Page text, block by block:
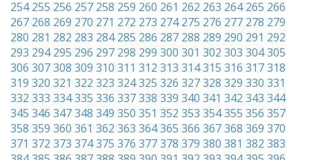
254 255 256 257 258 259 260 261 262 263 264 265 266
267 268 269 270 271 272 273 274 275 276 277 278 279
280 281 282 283 284 285 286 287 288 289 290 291 292
293 294 295 296 297 298 299 300 301 302 303 304305
306 307308 309 310 311 312 313 314315 316 317318
319 320 321 322 323 324325 326 327328 329 330 331
332 333 334335 336 337338 339 340 341 342 343 344
345 346 347348 349 350 351 352 353 354355 356 357
358 359 360 361 362 363 364365 366 367368 369 370
371 372 373 374375 376 377378 379 380 381 382 383